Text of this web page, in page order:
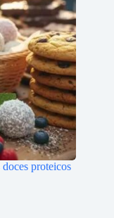
proteicos